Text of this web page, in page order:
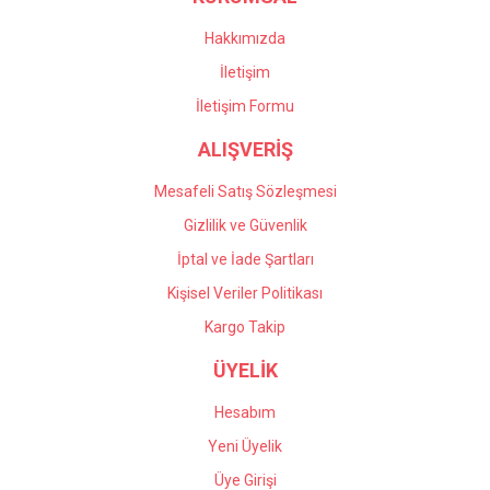
Önder Kaçar | 20/05/2026
Hakkımızda
İletişim
İletişim Formu
ALIŞVERİŞ
Mesafeli Satış Sözleşmesi
Gizlilik ve Güvenlik
İptal ve İade Şartları
Kişisel Veriler Politikası
Kargo Takip
ÜYELİK
Hesabım
Yeni Üyelik
Üye Girişi